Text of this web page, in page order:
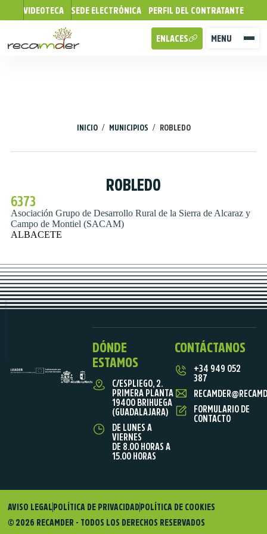
VIDEOTECA SEDE ELECTRÓNICA PERFIL DEL CONTRATANTE
MENU
ENLACES
INICIO / MUNICIPIOS / ROBLEDO
ROBLEDO
6373
Asociación Grupo de Desarrollo Rural de la Sierra de Alcaraz y
Campo de Montiel (SACAM)
ALBACETE
DÓNDE
ESTAMOS
C/ESPLIEGO, 2.
PRIMERA PLANTA
19400 BRIHUEGA
(GUADALAJARA)
DE LUNES A
VIERNES
DE 8.00 HORAS A
15.00 HORAS
CONTÁCTANOS
+34 949 052
387
FORMULARIO DE
CONTACTO
© 2026 RECAMDER - TODOS LOS DERECHOS RESERVADOS
AVISO LEGAL POLÍTICA DE PRIVACIDAD POLÍTICA DE COOKIES